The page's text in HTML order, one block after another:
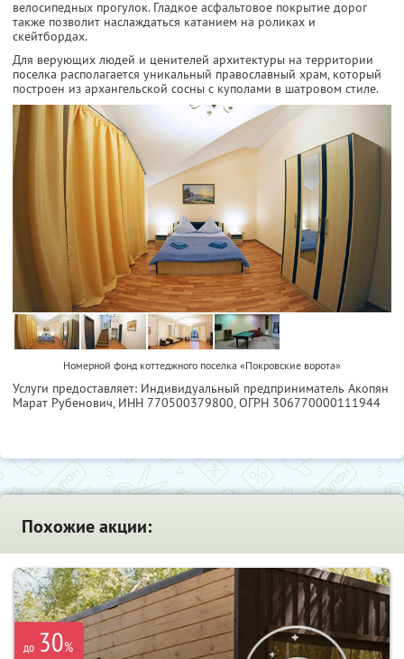
велосипедных прогулок. Гладкое асфальтовое покрытие дорог
также позволит наслаждаться катанием на роликах и
скейтбордах.
Для верующих людей и ценителей архитектуры на территории
поселка располагается уникальный православный храм, который
построен из архангельской сосны с куполами в шатровом стиле.
Номерной фонд коттеджного поселка «Покровские ворота»
Услуги предоставляет: Индивидуальный предприниматель Акопян
Марат Рубенович, ИНН 770500379800, ОГРН 306770000111944
Похожие акции:
до 30%